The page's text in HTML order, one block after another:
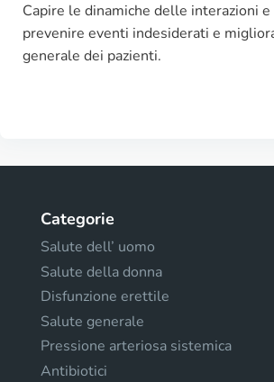
Capire le dinamiche delle interazioni
prevenire eventi indesiderati e
generale dei pazienti.
Categorie
Salute dell’ uomo
Salute della donna
Disfunzione erettile
Salute generale
Pressione arteriosa sistemica
Antibiotici